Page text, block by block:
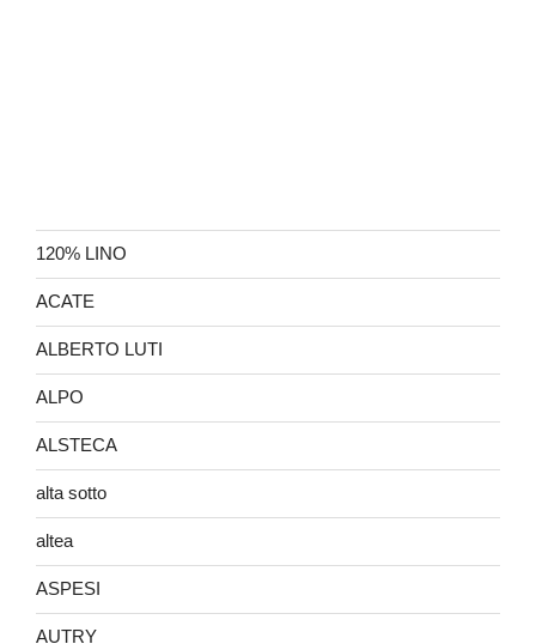
120% LINO
ACATE
ALBERTO LUTI
ALPO
ALSTECA
alta sotto
altea
ASPESI
AUTRY